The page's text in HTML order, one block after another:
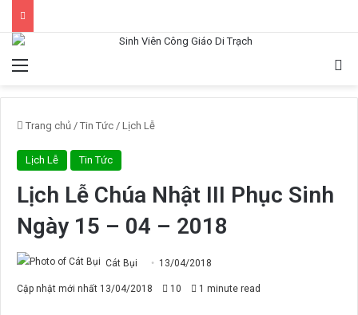
Menu
Trang chủ / Tin Tức / Lịch Lễ
Lịch Lễ Tin Tức
Lịch Lễ Chúa Nhật III Phục Sinh
Ngày 15 – 04 – 2018
Cát Bụi 13/04/2018
Cập nhật mới nhất 13/04/2018 10 1 minute read